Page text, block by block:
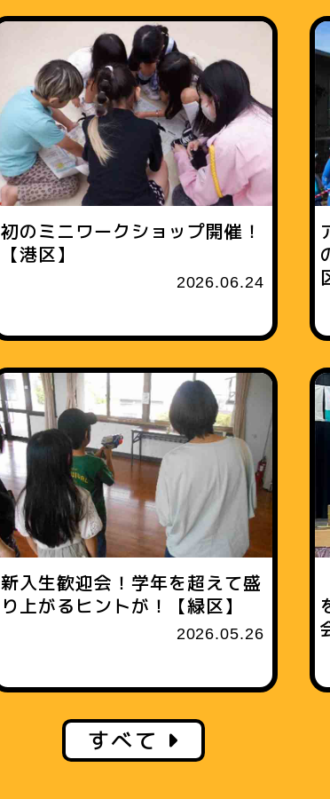
初のミニワークショップ開催！
【港区】
2026.06.24
新入生歓迎会！学年を超えて盛
り上がるヒントが！【緑区】
2026.05.26
すべて